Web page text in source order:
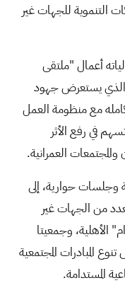
التنموية للجهات غير
أعمال "ملتقى
الذي يستعرض جهود
مع منظومة العمل
في رفع الأثر
والمجتمعات العمرانية.
حوارية، إلى
من الجهات غير
الأهلية، وجمعيتا
المبادرات المجتمعية
المستدامة.